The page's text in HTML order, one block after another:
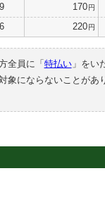
170円
220円
全員に「 特払い」をい
象にならないことがあ